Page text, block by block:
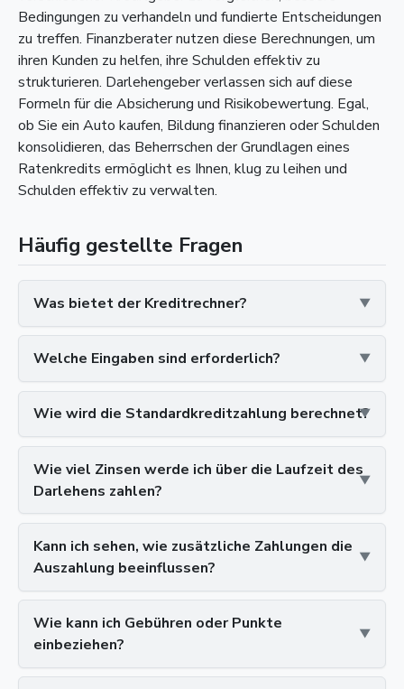
Bedingungen zu verhandeln und fundierte Entscheidungen
zu treffen. Finanzberater nutzen diese Berechnungen, um
ihren Kunden zu helfen, ihre Schulden effektiv zu
strukturieren. Darlehengeber verlassen sich auf diese
Formeln für die Absicherung und Risikobewertung. Egal,
ob Sie ein Auto kaufen, Bildung finanzieren oder Schulden
konsolidieren, das Beherrschen der Grundlagen eines
Ratenkredits ermöglicht es Ihnen, klug zu leihen und
Schulden effektiv zu verwalten.
Häufig gestellte Fragen
Was bietet der Kreditrechner?
Welche Eingaben sind erforderlich?
Wie wird die Standardkreditzahlung berechnet?
Wie viel Zinsen werde ich über die Laufzeit des
Darlehens zahlen?
Kann ich sehen, wie zusätzliche Zahlungen die
Auszahlung beeinflussen?
Wie kann ich Gebühren oder Punkte
einbeziehen?